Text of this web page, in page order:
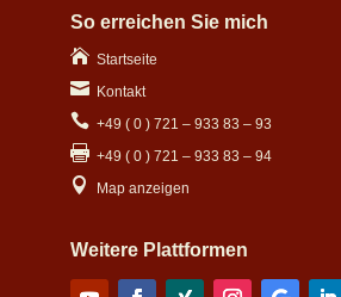
So erreichen Sie mich
 Startseite
 Kontakt
 +49 ( 0 ) 721 – 933 83 – 93
 +49 ( 0 ) 721 – 933 83 – 94
 Map anzeigen
Weitere Plattformen